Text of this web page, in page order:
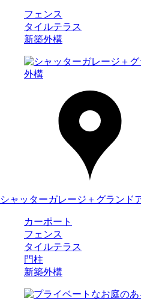
フェンス
タイルテラス
新築外構
シャッターガレージ＋グラン
カーポート
フェンス
タイルテラス
門柱
新築外構